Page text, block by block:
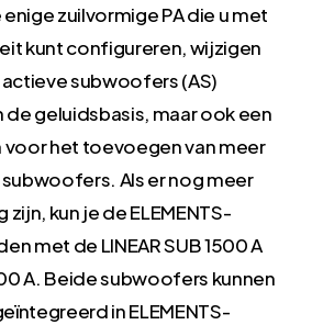
enige zuilvormige PA die u met
kunt configureren, wijzigen
subwoofers (AS)
de geluidsbasis, maar ook een
het toevoegen van meer
Als er nog meer
kun je de ELEMENTS-
met de LINEAR SUB 1500 A
A. Beide subwoofers kunnen
in ELEMENTS-